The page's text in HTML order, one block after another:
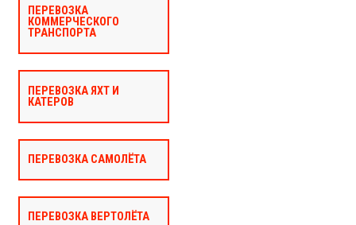
ПЕРЕВОЗКА
КОММЕРЧЕСКОГО
ТРАНСПОРТА
ПЕРЕВОЗКА ЯХТ И
КАТЕРОВ
ПЕРЕВОЗКА САМОЛЁТА
ПЕРЕВОЗКА ВЕРТОЛЁТА